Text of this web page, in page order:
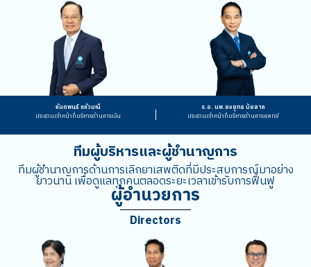
กันตพนธ์ แก้วมณี
ประธานเจ้าหน้าที่บริหารด้านการเงิน
ร.อ. นพ.ยงยุทธ มัยลาภ
ประธานเจ้าหน้าที่บริหารด้านการแพทย์
ทีมผู้บริหารและผู้ชำนาญการ
ทีมผู้ชำนาญการด้านการเลิกยาเสพติดที่มีประสบการณ์มาอย่าง
ยาวนาน เพื่อดูแลทุกคนตลอดระยะเวลาเข้ารับการฟื้นฟู
ผู้อำนวยการ
Directors